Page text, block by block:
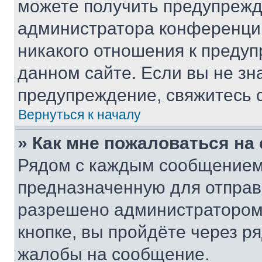
можете получить
администратора
никакого отношения к
данном сайте. Если вы не
предупреждение,
Вернуться к началу
» Как мне пожаловаться
Рядом с каждым сообщением
предназначенную для
разрешено
кнопке, вы пройдёте через
жалобы на сообщение.